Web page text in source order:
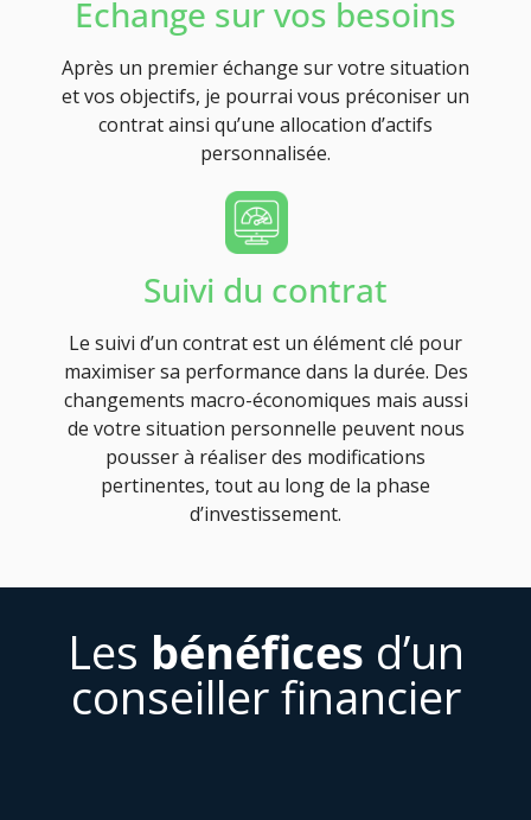
Echange sur vos besoins
Après un premier échange sur votre situation
et vos objectifs, je pourrai vous préconiser un
contrat ainsi qu’une allocation d’actifs
personnalisée.
Suivi du contrat
Le suivi d’un contrat est un élément clé pour
maximiser sa performance dans la durée. Des
changements macro-économiques mais aussi
de votre situation personnelle peuvent nous
pousser à réaliser des modifications
pertinentes, tout au long de la phase
d’investissement.
Les bénéfices d’un
conseiller financier